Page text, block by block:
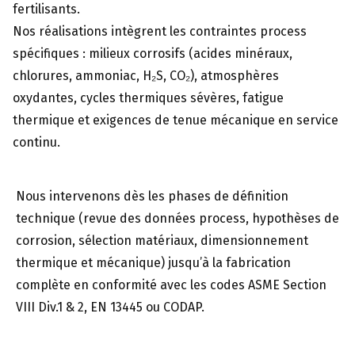
fertilisants.
Nos réalisations intègrent les contraintes process
spécifiques : milieux corrosifs (acides minéraux,
chlorures, ammoniac, H₂S, CO₂), atmosphères
oxydantes, cycles thermiques sévères, fatigue
thermique et exigences de tenue mécanique en service
continu.
Nous intervenons dès les phases de définition
technique (revue des données process, hypothèses de
corrosion, sélection matériaux, dimensionnement
thermique et mécanique) jusqu’à la fabrication
complète en conformité avec les codes ASME Section
VIII Div.1 & 2, EN 13445 ou CODAP.